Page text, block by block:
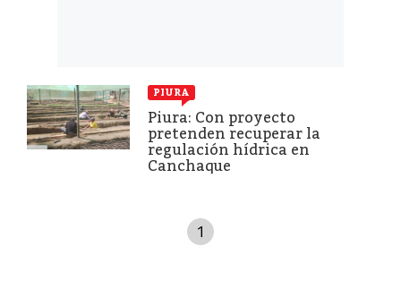
PIURA
Piura: Con proyecto
pretenden recuperar la
regulación hídrica en
Canchaque
1